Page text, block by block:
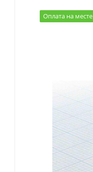
Оплата на месте